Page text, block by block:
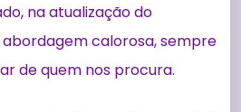
na atualização do
calorosa, sempre
de quem nos procura.